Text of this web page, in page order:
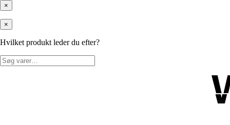
×
×
Hvilket produkt leder du efter?
Søg
efter: